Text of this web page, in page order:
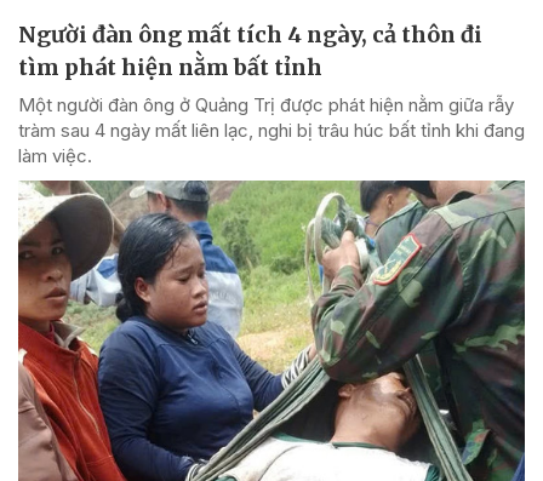
Người đàn ông mất tích 4 ngày, cả thôn đi
tìm phát hiện nằm bất tỉnh
Một người đàn ông ở Quảng Trị được phát hiện nằm giữa rẫy
tràm sau 4 ngày mất liên lạc, nghi bị trâu húc bất tỉnh khi đang
làm việc.